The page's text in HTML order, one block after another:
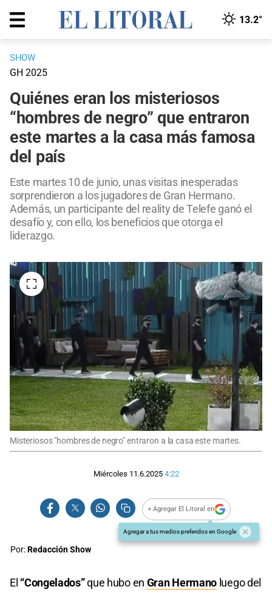
13.2°
SHOW
GH 2025
Quiénes eran los misteriosos
“hombres de negro” que entraron
este martes a la casa más famosa
del país
Este martes 10 de junio, unas visitas inesperadas
sorprendieron a los jugadores de Gran Hermano.
Además, un participante del reality de Telefe ganó el
desafío y, con ello, los beneficios que otorga el
liderazgo.
Misteriosos "hombres de negro" entraron a la casa este martes.
Miércoles 11.6.2025 4:22
+ Agregar El Litoral en
Agregar a tus medios preferidos en Google
Por:Redacción Show
El “Congelados”que hubo en Gran Hermano luego del